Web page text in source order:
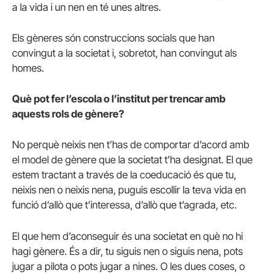
a la vida i un nen en té unes altres.
Els gèneres són construccions socials que han
convingut a la societat i, sobretot, han convingut als
homes.
Què pot fer l’escola o l’institut per trencar amb
aquests rols de gènere?
No perquè neixis nen t’has de comportar d’acord amb
el model de gènere que la societat t’ha designat. El que
estem tractant a través de la coeducació és que tu,
neixis nen o neixis nena, puguis escollir la teva vida en
funció d’allò que t’interessa, d’allò que t’agrada, etc.
El que hem d’aconseguir és una societat en què no hi
hagi gènere. És a dir, tu siguis nen o siguis nena, pots
jugar a pilota o pots jugar a nines. O les dues coses, o